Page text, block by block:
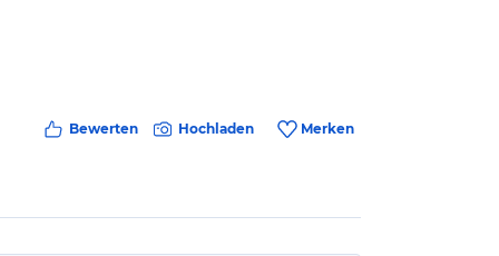
Bewerten Hochladen Merken